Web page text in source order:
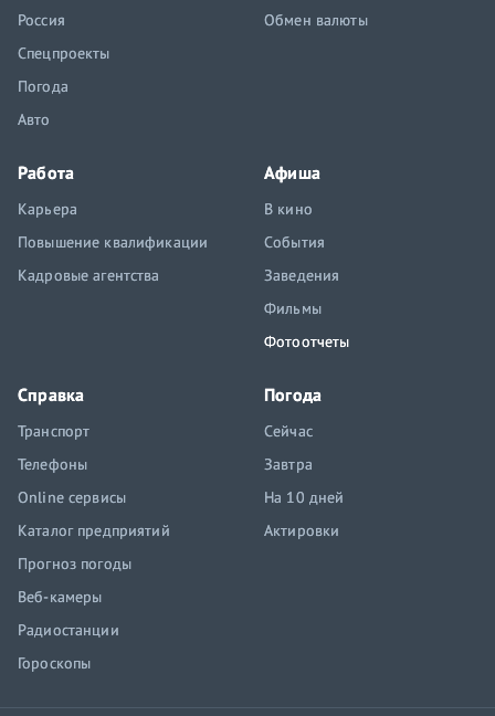
Россия
Спецпроекты
Погода
Авто
Обмен валюты
Работа
Карьера
Повышение квалификации
Кадровые агентства
Афиша
В кино
События
Заведения
Фильмы
Фотоотчеты
Справка
Транспорт
Телефоны
Online сервисы
Каталог предприятий
Прогноз погоды
Веб-камеры
Радиостанции
Гороскопы
Погода
Сейчас
Завтра
На 10 дней
Актировки